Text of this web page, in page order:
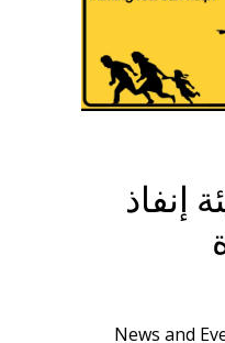
إنفاذ
News and